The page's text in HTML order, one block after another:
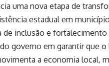
uma nova etapa de
estadual em
inclusão e
governo em garantir que
a economia local,